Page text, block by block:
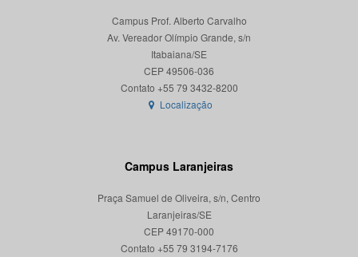
Campus Prof. Alberto Carvalho
Av. Vereador Olímpio Grande, s/n
Itabaiana/SE
CEP 49506-036
Localização
Campus Laranjeiras
Praça Samuel de Oliveira, s/n, Centro
Laranjeiras/SE
CEP 49170-000